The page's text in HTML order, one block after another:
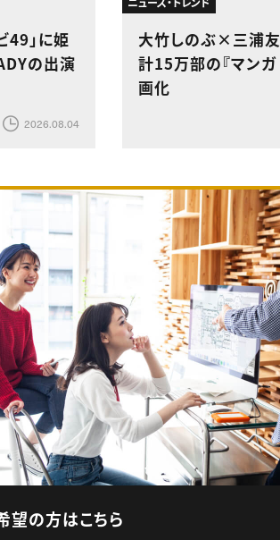
49」に姫
の出演
2026.08.04
大竹しのぶ×三浦
計15万部の『マン
画化
望の方はこちら